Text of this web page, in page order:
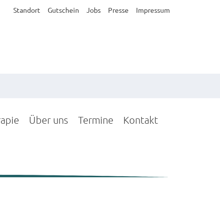
Standort Gutschein Jobs Presse Impressum
Über uns Termine Kontakt